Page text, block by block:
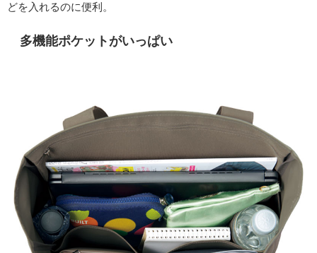
どを入れるのに便利。
多機能ポケットがいっぱい